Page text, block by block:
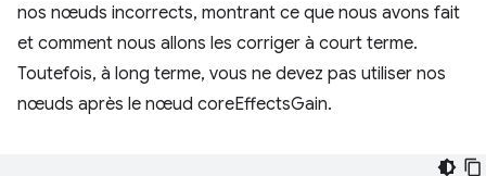
nos nœuds incorrects, montrant ce que nous avons fait
et comment nous allons les corriger à court terme.
Toutefois, à long terme, vous ne devez pas utiliser nos
nœuds après le nœud coreEffectsGain.